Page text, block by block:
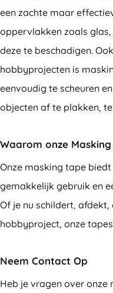
een zachte maar
oppervlakken zoals
deze te beschadigen.
hobbyprojecten is
eenvoudig te scheuren
objecten af te plakken,
Waarom onze
Onze masking tape
gemakkelijk gebruik en
Of je nu schildert,
hobbyproject, onze
Neem Contact Op
Heb je vragen over